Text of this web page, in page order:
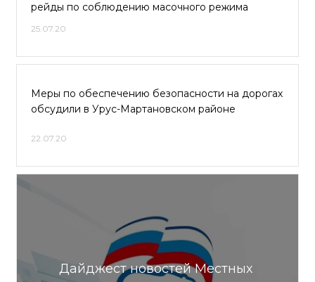
рейды по соблюдению масочного режима
25.07.20
Меры по обеспечению безопасности на дорогах
обсудили в Урус-Мартановском районе
22.07.20
Дайджест новостей Местных